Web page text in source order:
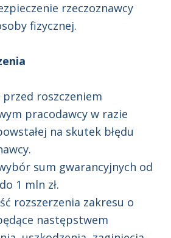
rzeczoznawcy
fizycznej.
roszczeniem
pracodawcy w razie
na skutek błędu
sum gwarancyjnych od
1 mln zł.
rozszerzenia zakresu o
następstwem